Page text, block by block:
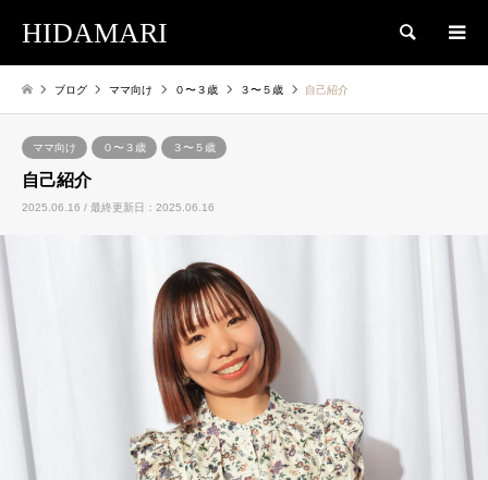
HIDAMARI 検索
ブログ ママ向け ０〜３歳 ３〜５歳 自己紹介
ママ向け ０〜３歳 ３〜５歳
自己紹介
2025.06.16 / 最終更新日：2025.06.16